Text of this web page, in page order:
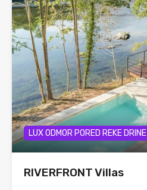
LUX ODMOR PORED REKE DRINE
RIVERFRONT Villas